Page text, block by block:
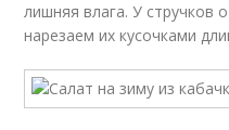
лишняя влага. У стручков
нарезаем их кусочками